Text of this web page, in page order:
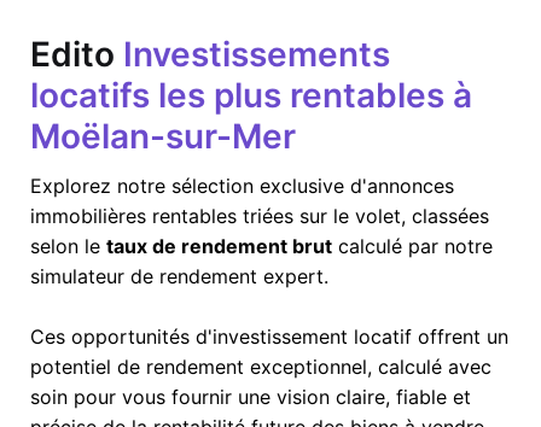
Edito Investissements
locatifs les plus rentables à
Moëlan-sur-Mer
Explorez notre sélection exclusive d'annonces
immobilières rentables triées sur le volet, classées
selon le taux de rendement brut calculé par notre
simulateur de rendement expert.
Ces opportunités d'investissement locatif offrent un
potentiel de rendement exceptionnel, calculé avec
soin pour vous fournir une vision claire, fiable et